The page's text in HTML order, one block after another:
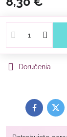
Doručenia
Facebook